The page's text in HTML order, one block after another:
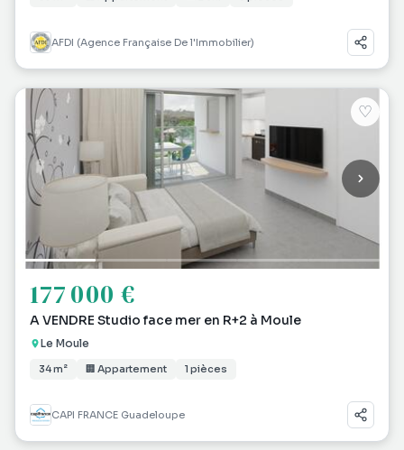
AFDI (Agence Française De l'Immobilier)
♡
177 000 €
A VENDRE Studio face mer en R+2 à Moule
Le Moule
34 m² 🏢 Appartement 1 pièces
CAPI FRANCE Guadeloupe